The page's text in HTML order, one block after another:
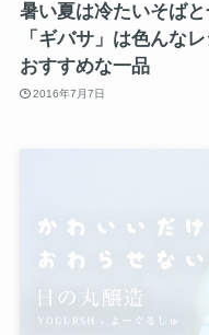
暑い夏は冷たいそば
「ギバサ」は色んな
おすすめな一品
2016年7月7日